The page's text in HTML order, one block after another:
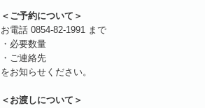
＜ご予約について＞
お電話 0854-82-1991 まで
・必要数量
・ご連絡先
をお知らせください。
＜お渡しについて＞